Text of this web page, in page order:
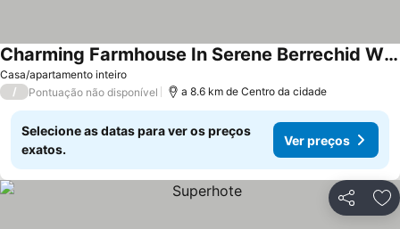
Casa/apartamento inteiro
Charming Farmhouse In Serene Berrechid With Ac And Swimming Pool
/ Pontuação não disponível a 8.6 km de Centro da cidade
Selecione as datas para ver os preços
exatos.
Ver preços
Partilhar